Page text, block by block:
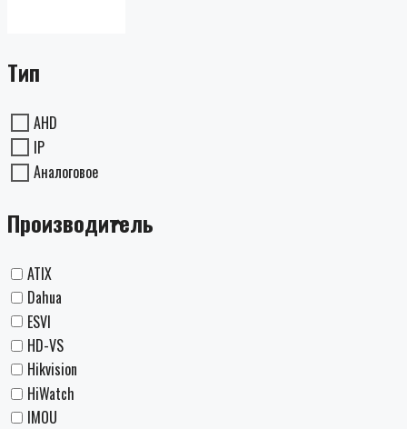
Тип
AHD
IP
Аналоговое
Производитель
ATIX
Dahua
ESVI
HD-VS
Hikvision
HiWatch
IMOU